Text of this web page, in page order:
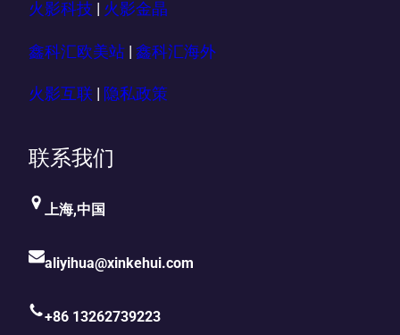
火影科技 | 火影金晶
鑫科汇欧美站 | 鑫科汇海外
火影互联 隐私政策
联系我们
上海,中国
aliyihua@xinkehui.com
+86 13262739223